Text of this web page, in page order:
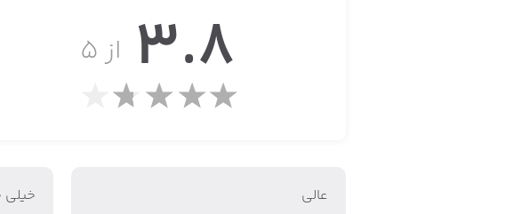
این برنامه‌ یکی از بهترین راه‌ها برای ثبت روزهایمان است.
از ۵ 3.8
عالی خیلی